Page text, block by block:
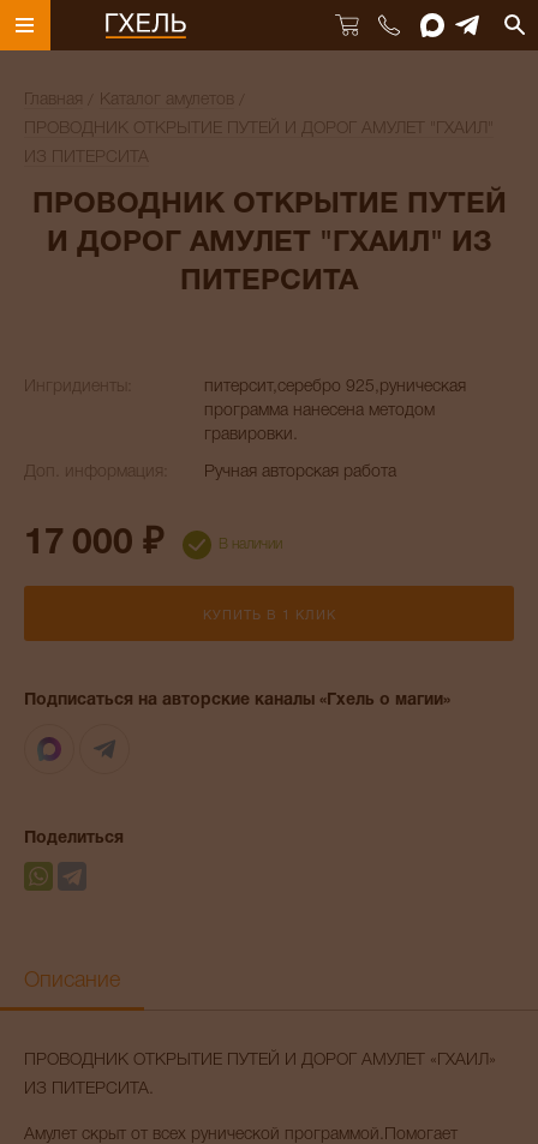
Главная
Каталог амулетов
ПРОВОДНИК ОТКРЫТИЕ ПУТЕЙ И ДОРОГ АМУЛЕТ "ГХАИЛ"
ИЗ ПИТЕРСИТА
И ДОРОГ АМУЛЕТ "ГХАИЛ" ИЗ
ПИТЕРСИТА
Ингридиенты:
питерсит,серебро 925,руническая
программа нанесена методом
гравировки.
Доп. информация: Ручная авторская работа
17 000 ₽ В наличии
КУПИТЬ В 1 КЛИК
Подписаться на авторские каналы «Гхель о магии»
Max
Поделиться
Описание
ПРОВОДНИК ОТКРЫТИЕ ПУТЕЙ И ДОРОГ АМУЛЕТ «ГХАИЛ»
ИЗ ПИТЕРСИТА.
Амулет скрыт от всех рунической программой.Помогает